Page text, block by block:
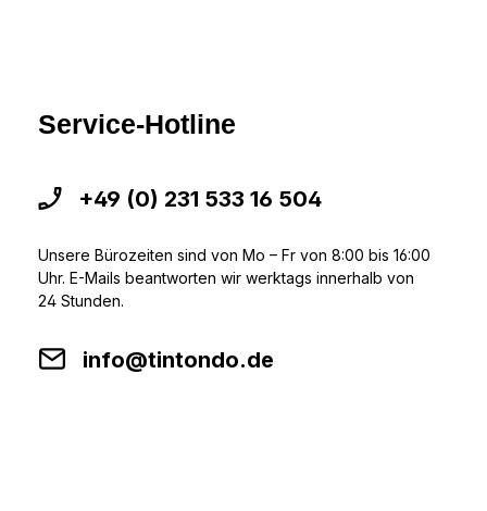
Service-Hotline
+49 (0) 231 533 16 504
Unsere Bürozeiten sind von Mo – Fr von 8:00 bis 16:00
Uhr. E-Mails beantworten wir werktags innerhalb von
24 Stunden.
info@tintondo.de